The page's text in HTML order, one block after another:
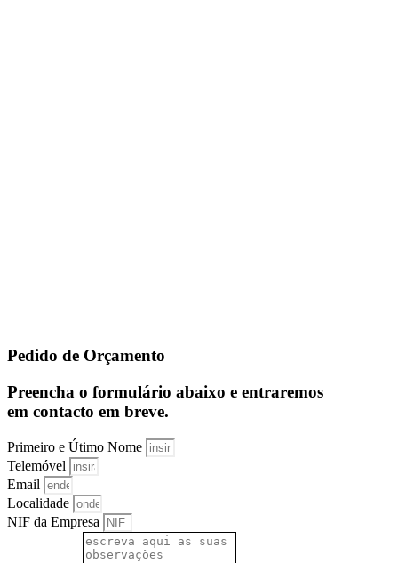
Pedido de Orçamento
Preencha o formulário abaixo e entraremos
em contacto em breve.
Primeiro e Útimo Nome
Telemóvel
Email
Localidade
NIF da Empresa